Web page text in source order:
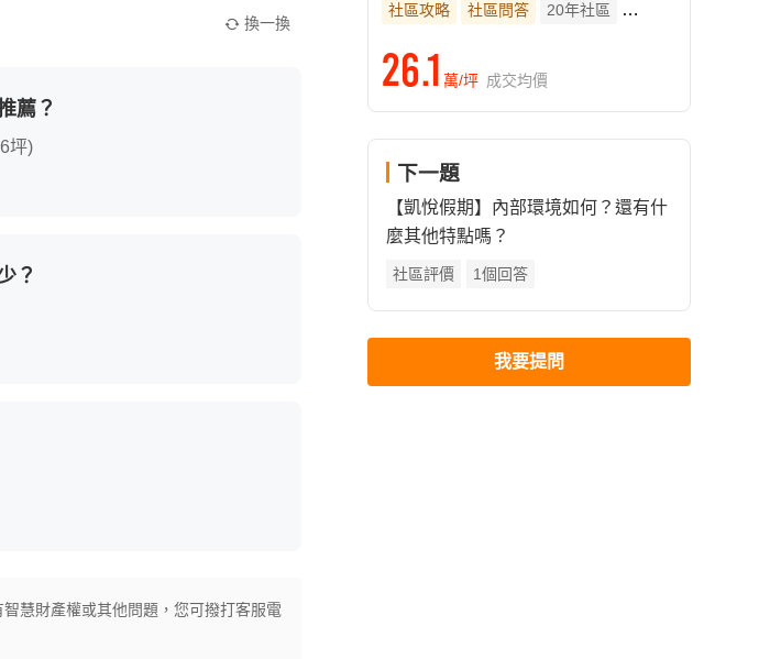
換一換
薦？
坪)
？
慧財產權或其他問題，您可撥打客服電
社區攻略
社區問答 20年社區 有車位
26.1 萬/坪 成交均價
下一題
【凱悅假期】內部環境如何？還有什
麼其他特點嗎？
社區評價 1個回答
我要提問